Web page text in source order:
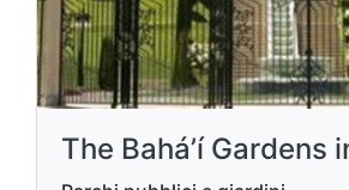
The Bahá’í Gardens